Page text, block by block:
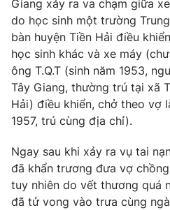
Câu chuyện quốc tế
Thị trường
Góc doanh nghiệp
Dữ liệu và đời sống
Truyền hình
Phim VTV
Hậu trường
Khán giả
Giải sao mai
Giải trí
Điện ảnh
Âm nhạc
Sao
Du lịch
Làm đẹp
Giáo dục
Tuyển sinh
Giang xảy ra va chạm giữa
do học sinh một trường
bàn huyện Tiền Hải điều
học sinh khác và xe máy
ông T.Q.T (sinh năm 1953,
Tây Giang, thường trú tại xã
Hải) điều khiển, chở theo vợ
1957, trú cùng địa chỉ).
Ngay sau khi xảy ra vụ tai
đã khẩn trương đưa vợ
tuy nhiên do vết thương quá
đã tử vong vào trưa cùng